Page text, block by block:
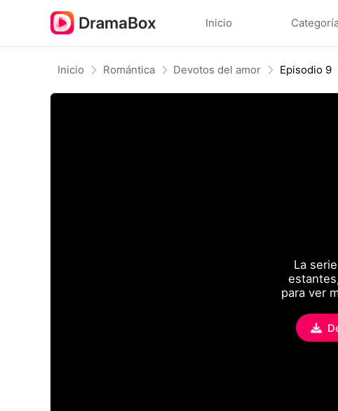
Inicio
Inicio Romántica Devotos del amor Episodio 9
La
para ver